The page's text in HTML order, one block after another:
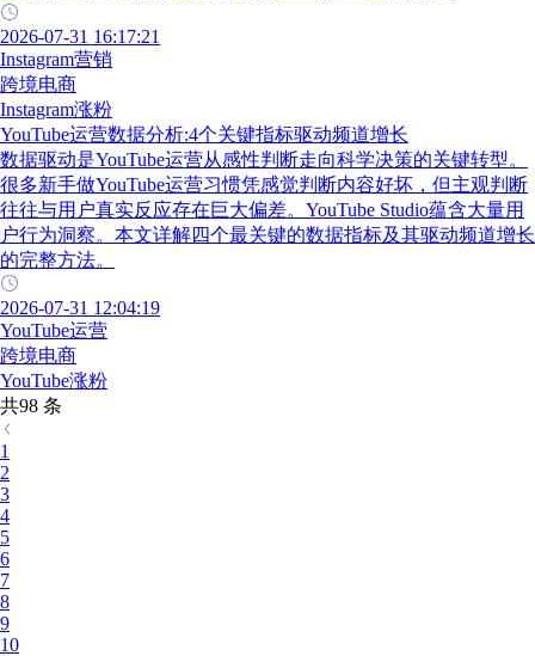
2026-07-31 16:17:21
Instagram营销
跨境电商
Instagram涨粉
YouTube运营数据分析:4个关键指标驱动频道增长
数据驱动是YouTube运营从感性判断走向科学决策的关键转型。
很多新手做YouTube运营习惯凭感觉判断内容好坏，但主观判断
往往与用户真实反应存在巨大偏差。YouTube Studio蕴含大量用
户行为洞察。本文详解四个最关键的数据指标及其驱动频道增长
的完整方法。
2026-07-31 12:04:19
YouTube运营
跨境电商
YouTube涨粉
共98 条
1
2
3
4
5
6
7
8
9
10